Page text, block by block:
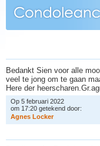
Bedankt Sien voor alle
veel te jong om te gaan
Here der
Op 5 februari 2022
om 17:20 getekend door:
Agnes Locker